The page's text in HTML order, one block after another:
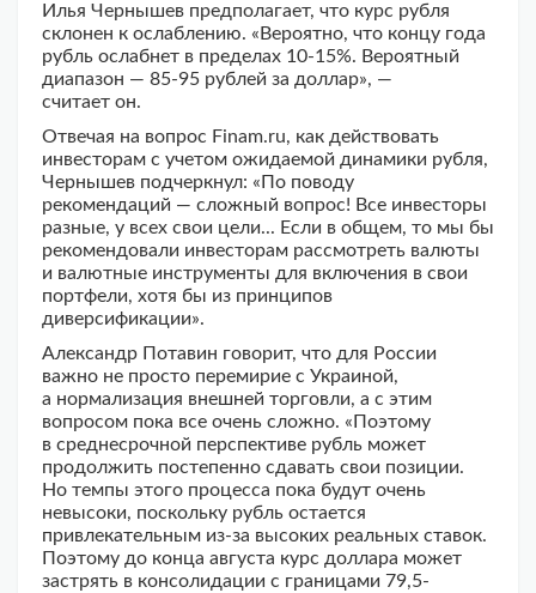
Илья Чернышев предполагает, что курс рубля
склонен к ослаблению. «Вероятно, что концу года
рубль ослабнет в пределах 10-15%. Вероятный
диапазон — 85-95 рублей за доллар», —
считает он.
Отвечая на вопрос Finam.ru, как действовать
инвесторам с учетом ожидаемой динамики рубля,
Чернышев подчеркнул: «По поводу
рекомендаций — сложный вопрос! Все инвесторы
разные, у всех свои цели... Если в общем, то мы бы
рекомендовали инвесторам рассмотреть валюты
и валютные инструменты для включения в свои
портфели, хотя бы из принципов
диверсификации».
Александр Потавин говорит, что для России
важно не просто перемирие с Украиной,
а нормализация внешней торговли, а с этим
вопросом пока все очень сложно. «Поэтому
в среднесрочной перспективе рубль может
продолжить постепенно сдавать свои позиции.
Но темпы этого процесса пока будут очень
невысоки, поскольку рубль остается
привлекательным из-за высоких реальных ставок.
Поэтому до конца августа курс доллара может
застрять в консолидации с границами 79,5-